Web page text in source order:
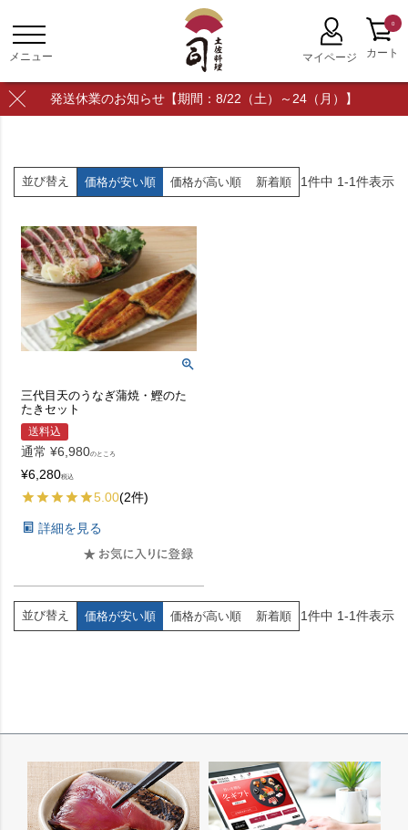
発送休業のお知らせ【期間：8/22（土）～24（月）】
0
並び替え 価格が安い順 価格が高い順 新着順 1件中 1-1件表示
三代目天のうなぎ蒲焼・鰹のた
たきセット
送料込
通常 ¥6,980のところ
¥6,280税込
5.00(2件)
詳細を見る
並び替え 価格が安い順 価格が高い順 新着順 1件中 1-1件表示